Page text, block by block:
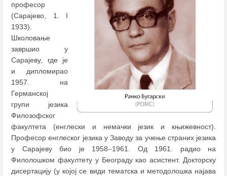
професор
(Сарајево, 1. I
1933).
Школовање
завршио у
Сарајеву, где је
и дипломирао
1957. на
Германској
групи језика
Филозофског
факултета (енглески и немачки језик и књижевност).
Професор енглеског језика у Заводу за учење страних језика
у Сарајеву био је 1958–1961. Од 1961. радио на
Филолошком факултету у Београду као асистент. Докторску
дисертацију (у којој се види тематска и методолошка најава